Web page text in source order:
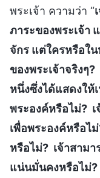
พระเจ้า ความว่า “
ภาระของพระเจ้า
จักร แต่ใครหรือใ
ของพระเจ้าจริงๆ?
หนึ่งซึ่งได้แสดงให้
พระองค์หรือไม่?
เพื่อพระองค์หรือไ
หรือไม่? เจ้าสาม
แน่นมั่นคงหรือไม่